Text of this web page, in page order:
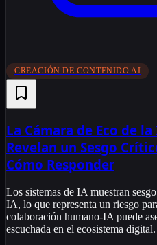
CREACIÓN DE CONTENIDO AI
La Cámara de Eco de
Revelan un Sesgo
Cómo Responder
Los sistemas de IA muestran
IA, lo que representa un riesgo
colaboración humano-IA puede
escuchada en el ecosistema digital.